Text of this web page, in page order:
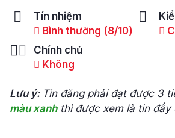
Tín nhiệm
Bình thường (8/10)
Chính chủ
Không
Lưu ý: Tin đăng phải đạt được 3
màu xanhthì được xem là tin đầy